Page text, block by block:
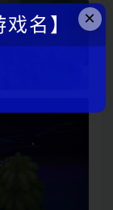
×
名】